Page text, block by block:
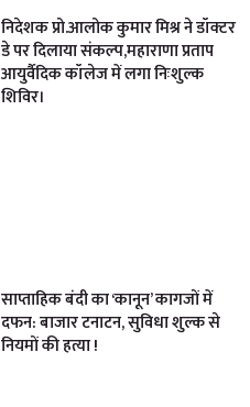
निदेशक प्रो.आलोक कुमार मिश्र ने डॉक्टर
डे पर दिलाया संकल्प,महाराणा प्रताप
आयुर्वैदिक कॉलेज में लगा निःशुल्क
शिविर।
साप्ताहिक बंदी का ‘कानून’ कागजों में
दफन: बाजार टनाटन, सुविधा शुल्क से
नियमों की हत्या !